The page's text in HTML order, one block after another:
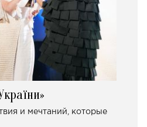
и мечтаний, которые